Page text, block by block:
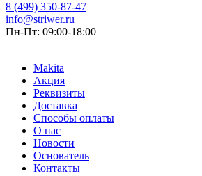
8 (499) 350-87-47
info@striwer.ru
Пн-Пт: 09:00-18:00
Makita
Акция
Реквизиты
Доставка
Способы оплаты
О нас
Новости
Основатель
Контакты